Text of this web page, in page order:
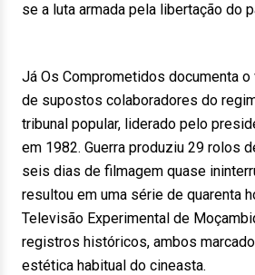
se a luta armada pela libertação do
Já Os Comprometidos documenta
de supostos colaboradores do
tribunal popular, liderado pelo
em 1982. Guerra produziu 29 rolos
seis dias de filmagem quase
resultou em uma série de quarenta
Televisão Experimental de
registros históricos, ambos
estética habitual do cineasta.